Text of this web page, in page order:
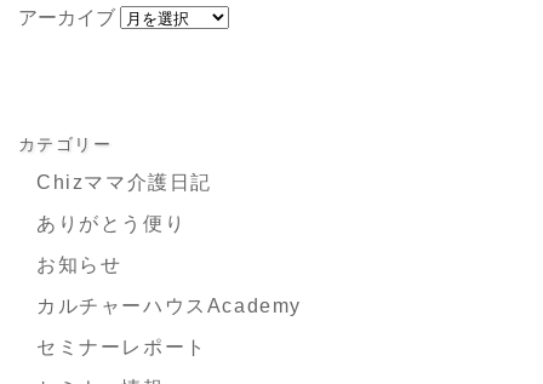
アーカイブ
カテゴリー
Chizママ介護日記
ありがとう便り
お知らせ
カルチャーハウスAcademy
セミナーレポート